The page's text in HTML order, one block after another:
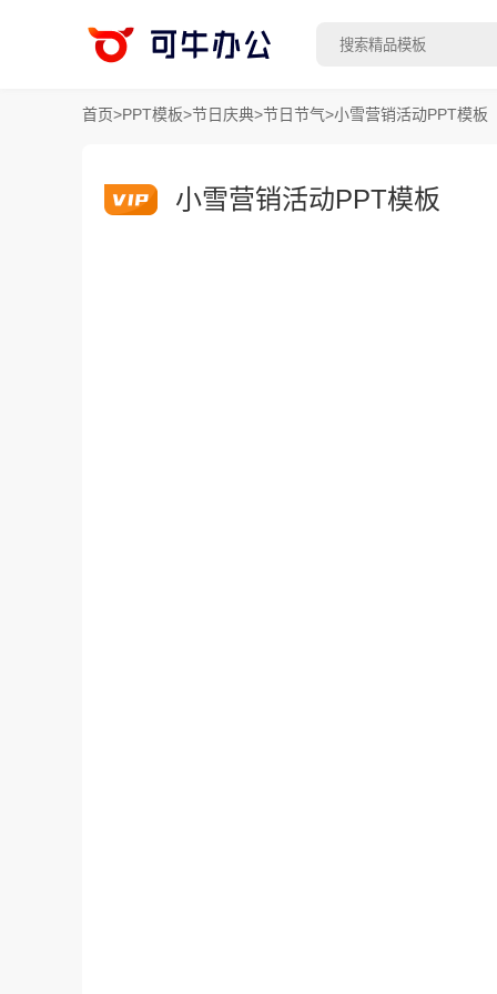
首页>PPT模板>节日庆典>节日节气>小雪营销活动PPT模板
小雪营销活动PPT模板